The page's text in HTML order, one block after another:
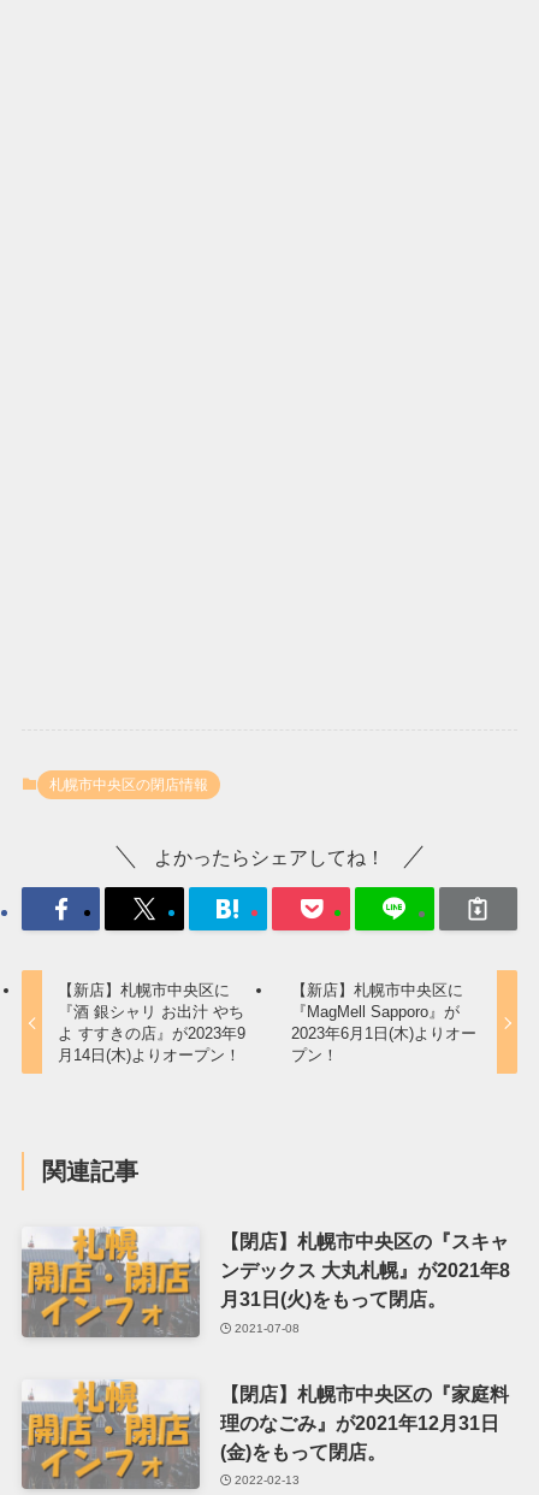
札幌市中央区の閉店情報
よかったらシェアしてね！
【新店】札幌市中央区に
『酒 銀シャリ お出汁 やち
よ すすきの店』が2023年9
月14日(木)よりオープン！
【新店】札幌市中央区に
『MagMell Sapporo』が
2023年6月1日(木)よりオー
プン！
関連記事
【閉店】札幌市中央区の『スキャ
ンデックス 大丸札幌』が2021年8
月31日(火)をもって閉店。
2021-07-08
【閉店】札幌市中央区の『家庭料
理のなごみ』が2021年12月31日
(金)をもって閉店。
2022-02-13